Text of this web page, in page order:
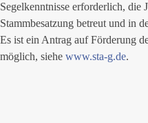
Segelkenntnisse erforderlich, die
Stammbesatzung betreut und in
Es ist ein Antrag auf Förderung
möglich, siehe www.sta-g.de.